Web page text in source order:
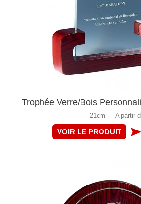
Trophée Verre/Bois
21cm - A partir
VOIR LE PRODUIT